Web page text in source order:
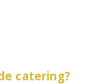
catering?